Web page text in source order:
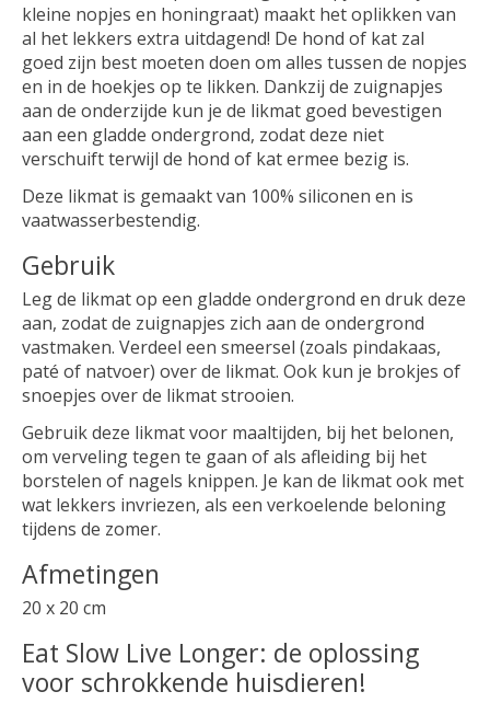
kleine nopjes en honingraat) maakt het oplikken van
al het lekkers extra uitdagend! De hond of kat zal
goed zijn best moeten doen om alles tussen de nopjes
en in de hoekjes op te likken. Dankzij de zuignapjes
aan de onderzijde kun je de likmat goed bevestigen
aan een gladde ondergrond, zodat deze niet
verschuift terwijl de hond of kat ermee bezig is.
Deze likmat is gemaakt van 100% siliconen en is
vaatwasserbestendig.
Gebruik
Leg de likmat op een gladde ondergrond en druk deze
aan, zodat de zuignapjes zich aan de ondergrond
vastmaken. Verdeel een smeersel (zoals pindakaas,
paté of natvoer) over de likmat. Ook kun je brokjes of
snoepjes over de likmat strooien.
Gebruik deze likmat voor maaltijden, bij het belonen,
om verveling tegen te gaan of als afleiding bij het
borstelen of nagels knippen. Je kan de likmat ook met
wat lekkers invriezen, als een verkoelende beloning
tijdens de zomer.
Afmetingen
20 x 20 cm
Eat Slow Live Longer: de oplossing
voor schrokkende huisdieren!